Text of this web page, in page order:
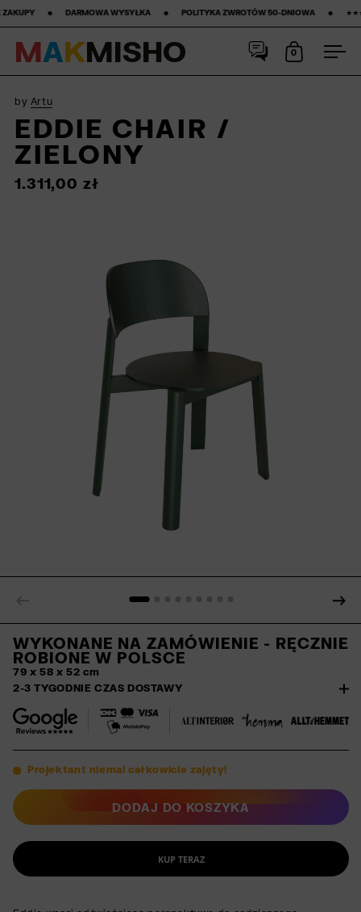
WYSYŁKA ‎ ‎ ‎ ‎ ‎ ‎ ‎ •‎ ‎ ‎ ‎ ‎ ‎ ‎ ‎ POLITYKA ZWROTÓW 50-DNIOWA ‎ ‎ ‎ ‎ ‎ ‎ ‎ •‎ ‎ ‎ ‎ ‎ ‎ ‎ ‎ ★★★★★ GWIAZDEK
MAKMISHO Otwórz
0
by Artu
EDDIE CHAIR /
ZIELONY
1.311,00 zł
WYKONANE NA ZAMÓWIENIE - RĘCZNIE
ROBIONE W POLSCE
79 x 58 x 52 cm
2-3 TYGODNIE CZAS DOSTAWY
Projektant niemal całkowicie zajęty!
DODAJ DO KOSZYKA
KUP TERAZ